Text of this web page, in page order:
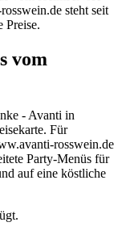
steht seit
Preise.
vom
- Avanti in
Für
rosswein.de
Party-Menüs für
auf eine köstliche